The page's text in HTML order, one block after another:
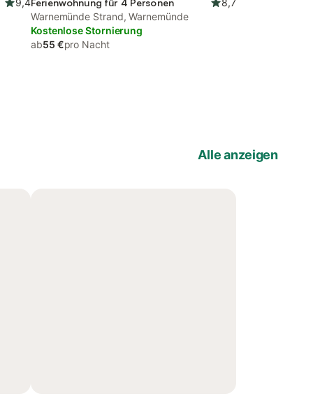
9,4Ferienwohnung für 4 Personen
8,7
Warnemünde Strand, Warnemünde
Kostenlose Stornierung
ab55 €pro Nacht
Alle anzeigen